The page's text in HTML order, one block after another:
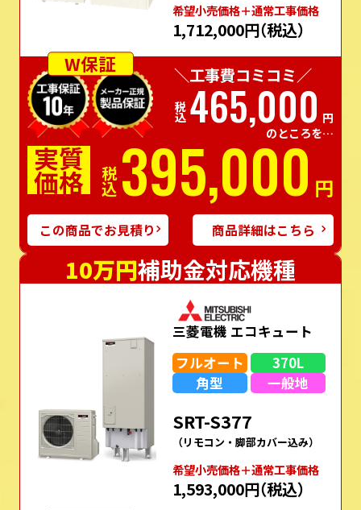
希望⼩売価格＋通常⼯事価格
1,712,000円（税込）
W保証
＼工事費コミコミ／
税込465,000 円
のところを…
実質
価格 税込395,000 円
この商品でお見積り 商品詳細はこちら
10万円補助金対応機種
三菱電機 エコキュート
フルオート
370L
角型
一般地
SRT-S377
（リモコン・脚部カバー込み）
希望⼩売価格＋通常⼯事価格
1,593,000円（税込）